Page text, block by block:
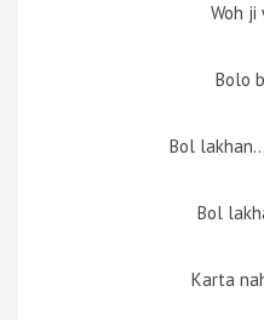
Woh ji
Bolo
Bol
Bol
Karta